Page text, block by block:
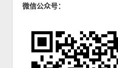
微信公众号：